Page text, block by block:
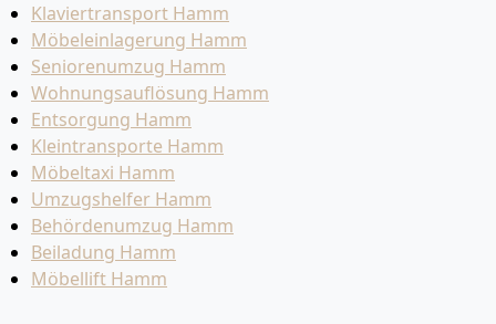
Klaviertransport Hamm
Möbeleinlagerung Hamm
Seniorenumzug Hamm
Wohnungsauflösung Hamm
Entsorgung Hamm
Kleintransporte Hamm
Möbeltaxi Hamm
Umzugshelfer Hamm
Behördenumzug Hamm
Beiladung Hamm
Möbellift Hamm